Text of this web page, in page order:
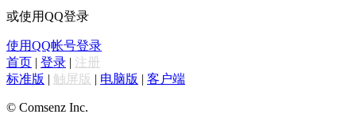
或使用QQ登录
使用QQ帐号登录
首页 | 登录 | 注册
标准版 | 触屏版 | 电脑版 | 客户端
© Comsenz Inc.